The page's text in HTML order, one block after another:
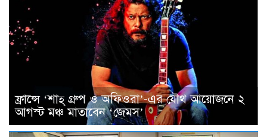
ফ্রান্সে ‘শাহ্ গ্রুপ ও অফিওরা’-এর যৌথ আয়োজনে ২
আগস্ট মঞ্চ মাতাবেন ‘জেমস’